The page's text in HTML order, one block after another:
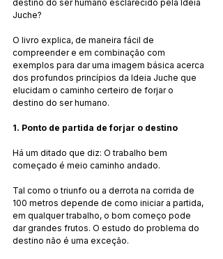
destino do ser humano esclarecido pela Ideia
Juche?
O livro explica, de maneira fácil de
compreender e em combinação com
exemplos para dar uma imagem básica acerca
dos profundos princípios da Ideia Juche que
elucidam o caminho certeiro de forjar o
destino do ser humano.
1. Ponto de partida de forjar o destino
Há um ditado que diz: O trabalho bem
começado é meio caminho andado.
Tal como o triunfo ou a derrota na corrida de
100 metros depende de como iniciar a partida,
em qualquer trabalho, o bom começo pode
dar grandes frutos. O estudo do problema do
destino não é uma exceção.